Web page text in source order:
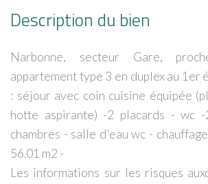
Description du bien
Narbonne, secteur Gare,
appartement type 3 en duplex au 1er
: séjour avec coin cuisine équipée
hotte aspirante) -2 placards - wc
chambres - salle d'eau wc -
56.01 m2 -
Les informations sur les risques